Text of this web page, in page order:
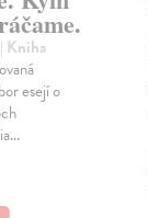
| Kniha
esejí o